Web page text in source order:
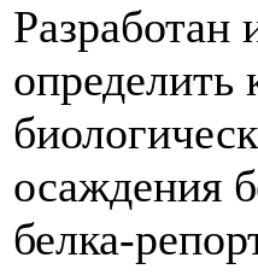
Разработан
осаждения
белка-